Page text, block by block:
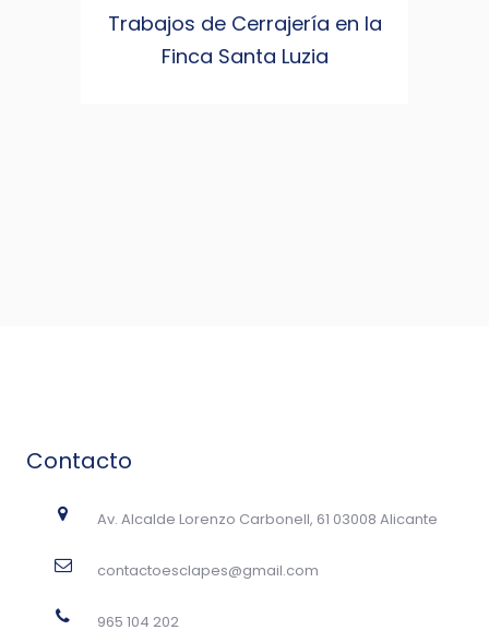
Trabajos de Cerrajería en la
Finca Santa Luzia
Contacto
Av. Alcalde Lorenzo Carbonell, 61 03008 Alicante
contactoesclapes@gmail.com
965 104 202